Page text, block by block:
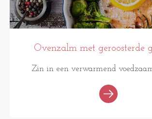
Ovenzalm met geroosterde
Zin in een verwarmend